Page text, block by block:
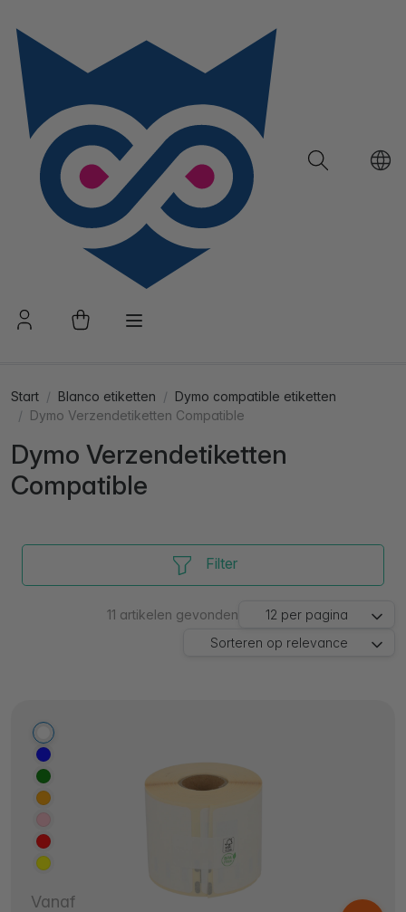
Start Blanco etiketten
Dymo compatible etiketten
Dymo Verzendetiketten Compatible
Dymo Verzendetiketten
Compatible
Filter
11 artikelen gevonden 12 per pagina
Sorteren op relevance
Vanaf